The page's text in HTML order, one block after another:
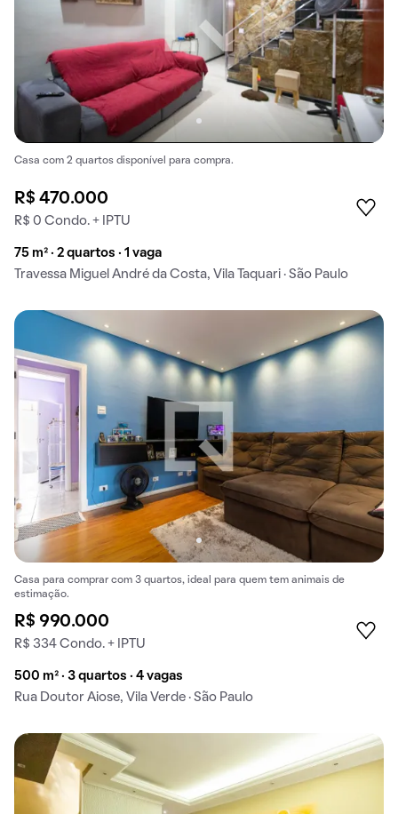
Casa com 2 quartos disponível para compra.
R$ 470.000
R$ 0 Condo. + IPTU
75 m² · 2 quartos · 1 vaga
Travessa Miguel André da Costa, Vila Taquari · São Paulo
Casa para comprar com 3 quartos, ideal para quem tem animais de
estimação.
R$ 990.000
R$ 334 Condo. + IPTU
500 m² · 3 quartos · 4 vagas
Rua Doutor Aiose, Vila Verde · São Paulo